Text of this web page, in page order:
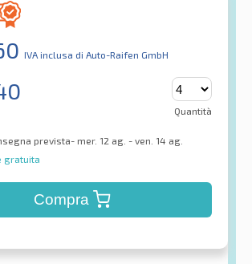
IVA inclusa di Auto-Raifen GmbH
Quantità
prevista- mer. 12 ag. - ven. 14 ag.
gratuita
Compra